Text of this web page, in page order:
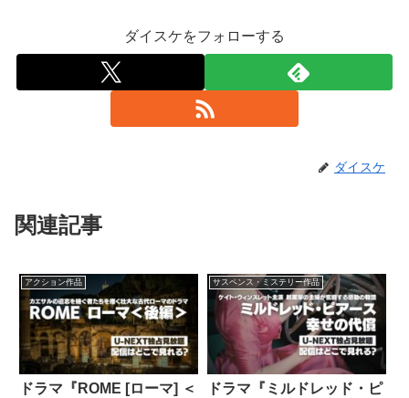
ダイスケをフォローする
ダイスケ
関連記事
アクション作品
ドラマ『ROME [ローマ] ＜
サスペンス・ミステリー作品
ドラマ『ミルドレッド・ピ